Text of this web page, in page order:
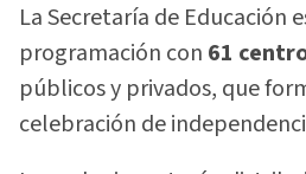
La Secretaría de Educación
programación con 61
públicos y privados, que
celebración de